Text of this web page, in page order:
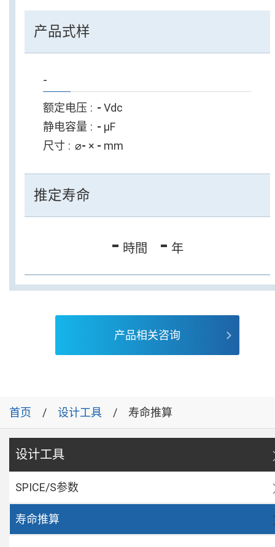
产品式样
-
额定电压 - Vdc
静电容量
- µF
尺寸
⌀- × - mm
推定寿命
- 時間 - 年
产品相关咨询
首页 设计工具 寿命推算
设计工具
SPICE/S参数
寿命推算